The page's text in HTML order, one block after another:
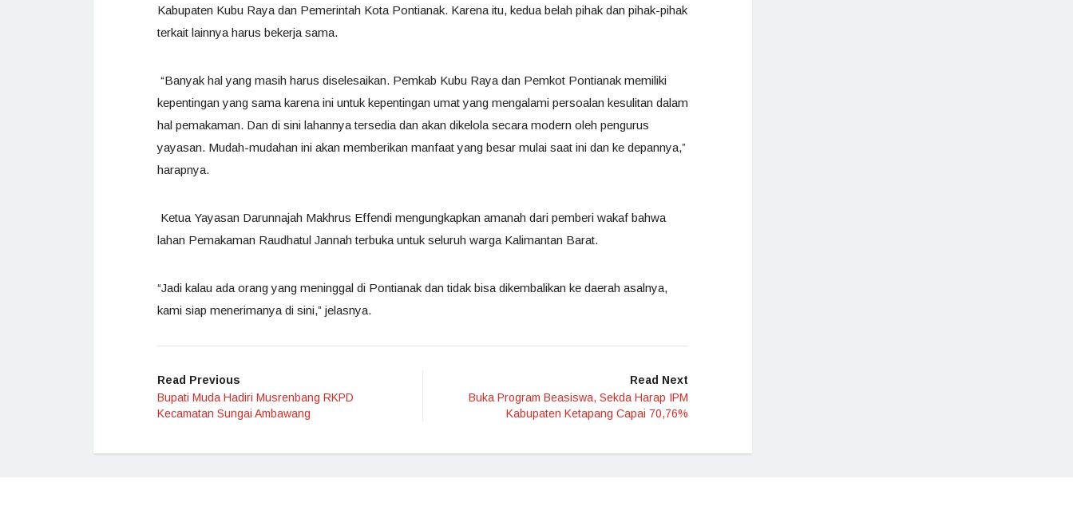
Kabupaten Kubu Raya dan Pemerintah Kota Pontianak. Karena itu, kedua belah pihak dan pihak-pihak
terkait lainnya harus bekerja sama.
“Banyak hal yang masih harus diselesaikan. Pemkab Kubu Raya dan Pemkot Pontianak memiliki
kepentingan yang sama karena ini untuk kepentingan umat yang mengalami persoalan kesulitan dalam
hal pemakaman. Dan di sini lahannya tersedia dan akan dikelola secara modern oleh pengurus
yayasan. Mudah-mudahan ini akan memberikan manfaat yang besar mulai saat ini dan ke depannya,”
harapnya.
Ketua Yayasan Darunnajah Makhrus Effendi mengungkapkan amanah dari pemberi wakaf bahwa
lahan Pemakaman Raudhatul Jannah terbuka untuk seluruh warga Kalimantan Barat.
“Jadi kalau ada orang yang meninggal di Pontianak dan tidak bisa dikembalikan ke daerah asalnya,
kami siap menerimanya di sini,” jelasnya.
Read Previous
Bupati Muda Hadiri Musrenbang RKPD
Kecamatan Sungai Ambawang
Read Next
Buka Program Beasiswa, Sekda Harap IPM
Kabupaten Ketapang Capai 70,76%